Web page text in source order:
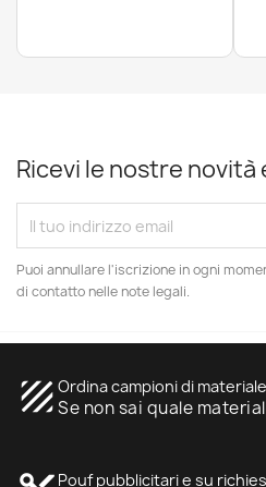
Ricevi le nostre
Puoi annullare l'iscrizione in ogni
di contatto nelle note legali.
texture Ordina campioni di materiale
Se non sai quale
Pouf pubblicitari e su